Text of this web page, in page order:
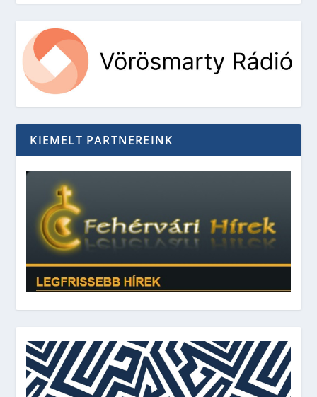
Vörösmarty Rádió
KIEMELT PARTNEREINK